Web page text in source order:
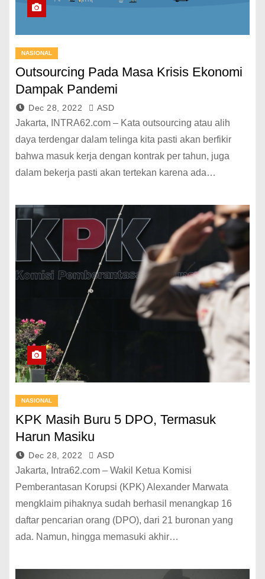
NASIONAL
Outsourcing Pada Masa Krisis Ekonomi
Dampak Pandemi
Dec 28, 2022 ASD
Jakarta, INTRA62.com – Kata outsourcing atau alih
daya terdengar dalam telinga kita pasti akan berfikir
bahwa masuk kerja dengan kontrak per tahun, juga
dalam bekerja pasti akan tertekan karena ada…
NASIONAL
KPK Masih Buru 5 DPO, Termasuk
Harun Masiku
Dec 28, 2022 ASD
Jakarta, Intra62.com – Wakil Ketua Komisi
Pemberantasan Korupsi (KPK) Alexander Marwata
mengklaim pihaknya sudah berhasil menangkap 16
daftar pencarian orang (DPO), dari 21 buronan yang
ada. Namun, hingga memasuki akhir…